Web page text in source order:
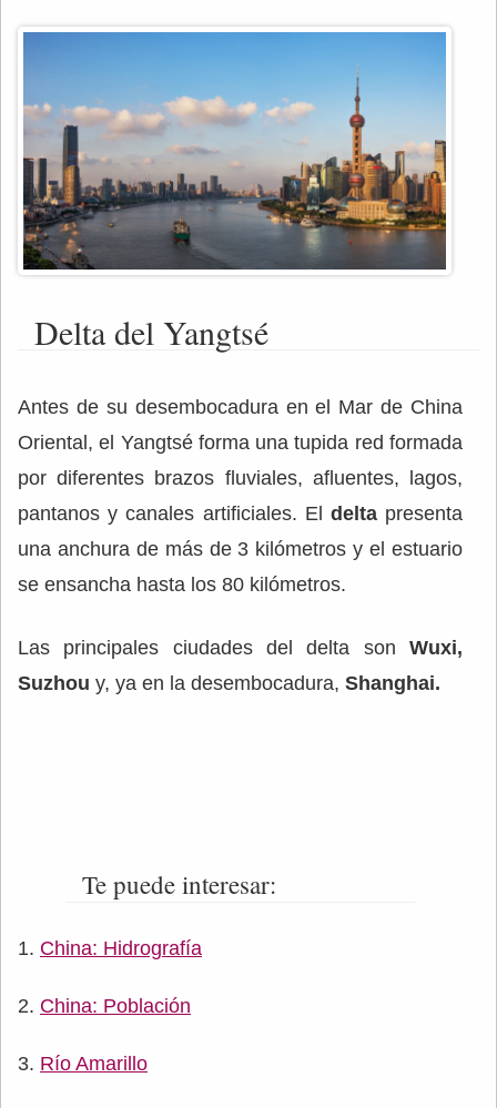
Delta del Yangtsé
Antes de su desembocadura en el Mar de China
Oriental, el Yangtsé forma una tupida red formada
por diferentes brazos fluviales, afluentes, lagos,
pantanos y canales artificiales. El deltapresenta
una anchura de más de 3 kilómetros y el estuario
se ensancha hasta los 80 kilómetros.
Las principales ciudades del delta son Wuxi,
Suzhou y, ya en la desembocadura, Shanghai.
Te puede interesar:
China: Hidrografía
China: Población
Río Amarillo